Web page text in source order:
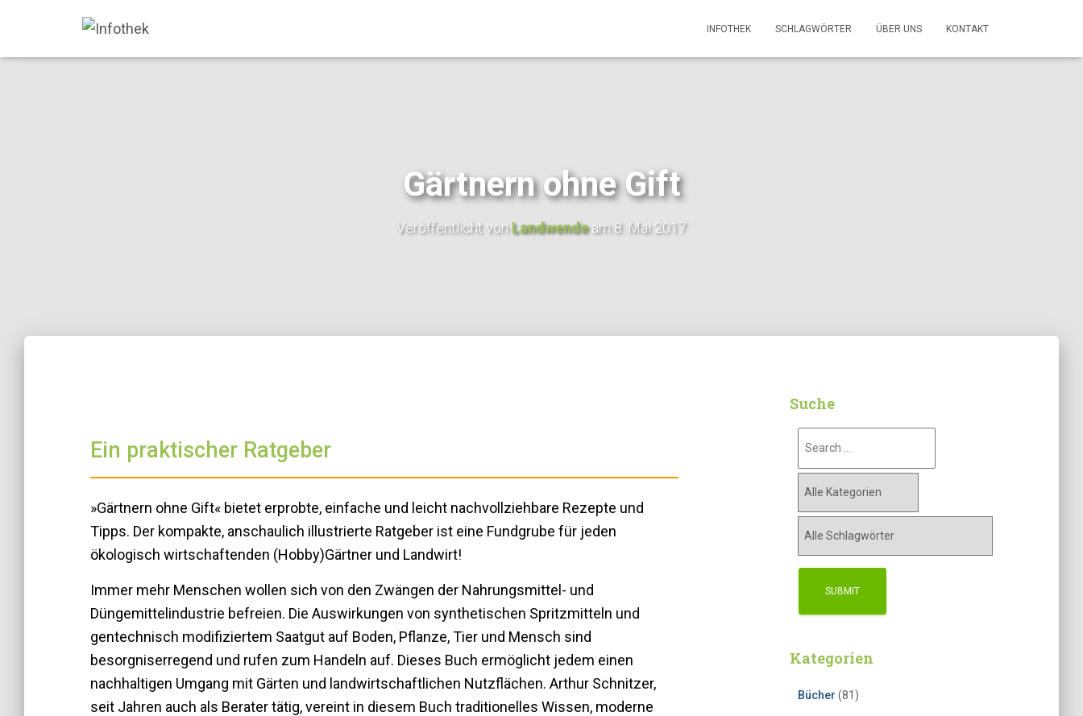
INFOTHEK SCHLAGWÖRTER ÜBER UNS KONTAKT
Gärtnern ohne Gift
Veröffentlicht vonLandwendeam8. Mai 2017
Ein praktischer Ratgeber
»Gärtnern ohne Gift« bietet erprobte, einfache und leicht nachvollziehbare Rezepte und
Tipps. Der kompakte, anschaulich illustrierte Ratgeber ist eine Fundgrube für jeden
ökologisch wirtschaftenden (Hobby)Gärtner und Landwirt!
Immer mehr Menschen wollen sich von den Zwängen der Nahrungsmittel- und
Düngemittelindustrie befreien. Die Auswirkungen von synthetischen Spritzmitteln und
gentechnisch modifiziertem Saatgut auf Boden, Pflanze, Tier und Mensch sind
besorgniserregend und rufen zum Handeln auf. Dieses Buch ermöglicht jedem einen
nachhaltigen Umgang mit Gärten und landwirtschaftlichen Nutzflächen. Arthur Schnitzer,
seit Jahren auch als Berater tätig, vereint in diesem Buch traditionelles Wissen, moderne
Suche
Kategorien
Bücher (81)